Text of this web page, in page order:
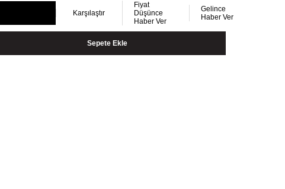
Karşılaştır
Fiyat
Düşünce
Haber Ver
Gelince
Haber Ver